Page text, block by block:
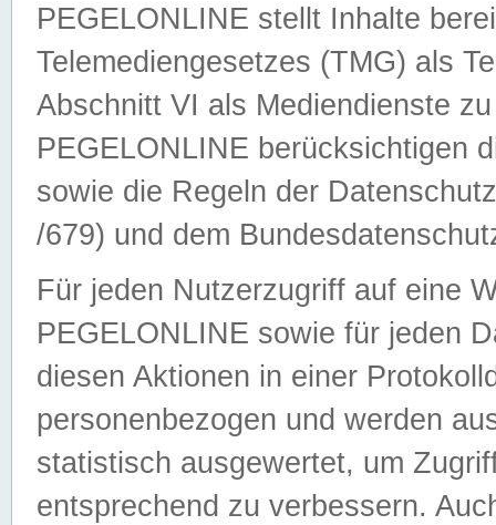
PEGELONLINE stellt Inhalte
Telemediengesetzes (TMG) als
Abschnitt VI als Mediendienste
PEGELONLINE berücksichtigen
sowie die Regeln der
/679) und dem
Für jeden Nutzerzugriff auf eine
PEGELONLINE sowie für jeden
diesen Aktionen in einer
personenbezogen und werden
statistisch ausgewertet, um
entsprechend zu verbessern.